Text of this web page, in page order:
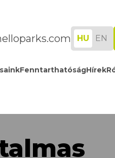
HU EN
FenntarthatóságHírek